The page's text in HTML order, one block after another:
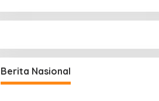
Berita Nasional